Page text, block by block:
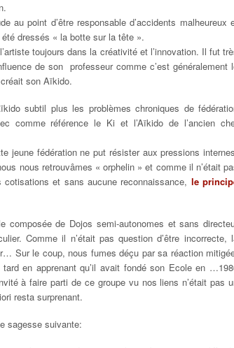
au point d’être responsable d’accidents malheureux
dressés « la botte sur la tête ».
toujours dans la créativité et l’innovation. Il fut
de son professeur comme c’est généralement
son Aïkido.
subtil plus les problèmes chroniques de
comme référence le Ki et l’Aïkido de l’ancien
jeune fédération ne put résister aux pressions
nous retrouvâmes « orphelin » et comme il n’était
et sans aucune reconnaissance, le
composée de Dojos semi-autonomes et sans
Comme il n’était pas question d’être incorrecte,
Sur le coup, nous fumes déçu par sa réaction
en apprenant qu’il avait fondé son Ecole en
à faire parti de ce groupe vu nos liens n’était pas
resta surprenant.
sagesse suivante: